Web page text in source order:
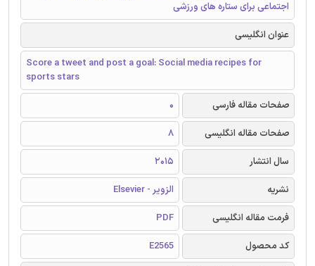
اجتماعی برای ستاره های ورزشی
عنوان انگلیسی
Score a tweet and post a goal: Social media recipes for
sports stars
صفحات مقاله فارسی
0
صفحات مقاله انگلیسی
8
سال انتشار
2015
نشریه
الزویر - Elsevier
فرمت مقاله انگلیسی
PDF
کد محصول
E2565